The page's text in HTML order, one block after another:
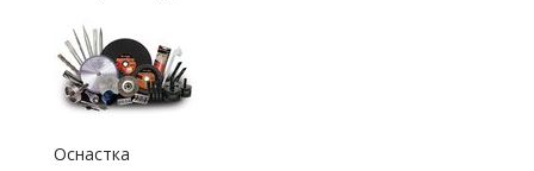
Оснастка